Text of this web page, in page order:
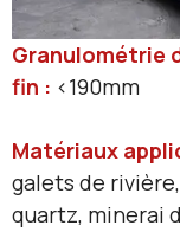
Granulométrie
fin : <190mm
Matériaux
galets de
quartz, minerai